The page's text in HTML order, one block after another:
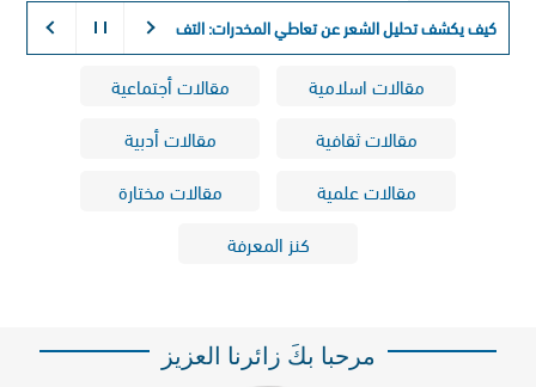
كيف يكشف تحليل الشعر عن تعاطي المخدرات:
التفسير الكيميائي لذاكرة الجسم طويلة
مقالات اسلامية
مقالات أجتماعية
مقالات ثقافية
مقالات أدبية
مقالات علمية
مقالات مختارة
كنز المعرفة
مرحبا بكَ زائرنا العزيز